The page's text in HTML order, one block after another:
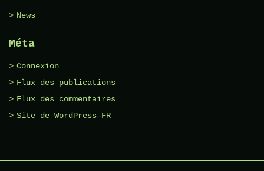
News
Méta
Connexion
Flux des publications
Flux des commentaires
Site de WordPress-FR